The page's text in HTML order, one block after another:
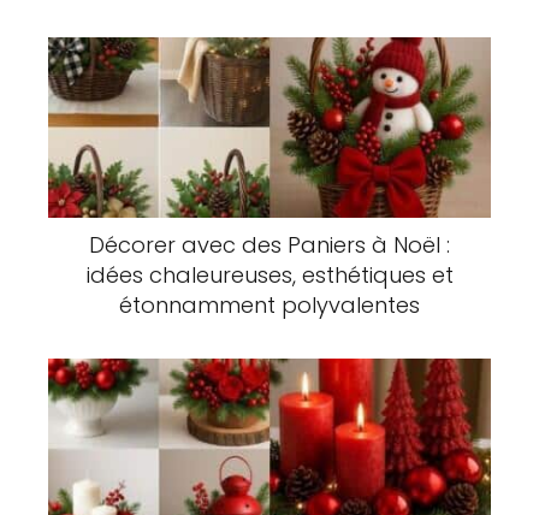
Décorer avec des Paniers à Noël :
idées chaleureuses, esthétiques et
étonnamment polyvalentes